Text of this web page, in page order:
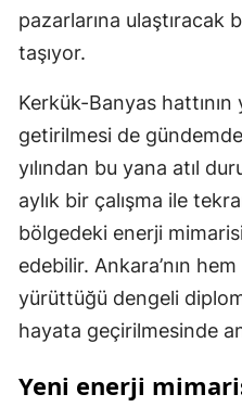
pazarlarına ulaştıracak
taşıyor.
Kerkük-Banyas
getirilmesi de
yılından bu yana atıl
aylık bir çalışma ile
bölgedeki enerji
edebilir. Ankara’nın
yürüttüğü dengeli
hayata geçirilmesinde
Yeni enerji